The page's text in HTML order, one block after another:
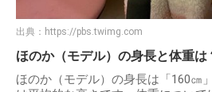
出典： https://pbs.twimg.com
ほのか（モデル）の身長と体重は
ほのか（モデル）の身長は「160㎝